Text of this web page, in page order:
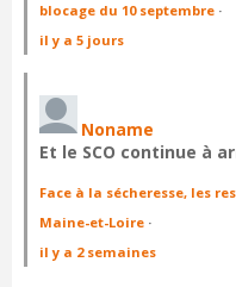
blocage du 10 septembre ·
il y a 5 jours
Noname
Et le SCO continue à
Face à la sécheresse, les
Maine-et-Loire ·
il y a 2 semaines